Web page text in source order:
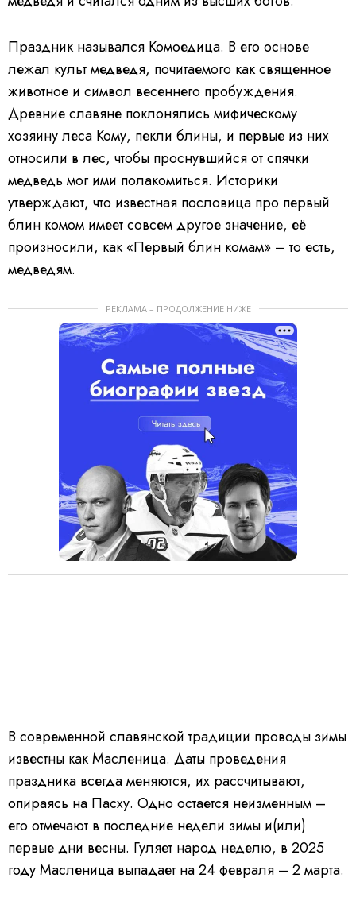
Праздник назывался Комоедица. В его основе
лежал культ медведя, почитаемого как священное
животное и символ весеннего пробуждения.
Древние славяне поклонялись мифическому
хозяину леса Кому, пекли блины, и первые из них
относили в лес, чтобы проснувшийся от спячки
медведь мог ими полакомиться. Историки
утверждают, что известная пословица про первый
блин комом имеет совсем другое значение, её
произносили, как «Первый блин комам» – то есть,
медведям.
РЕКЛАМА – ПРОДОЛЖЕНИЕ НИЖЕ
В современной славянской традиции проводы зимы
известны как Масленица. Даты проведения
праздника всегда меняются, их рассчитывают,
опираясь на Пасху. Одно остается неизменным –
его отмечают в последние недели зимы и(или)
первые дни весны. Гуляет народ неделю, в 2025
году Масленица выпадает на 24 февраля – 2 марта.